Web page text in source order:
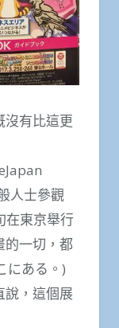
沒有比這更
人士參觀
在東京舉行
的一切，都
にある。)
說，這個展